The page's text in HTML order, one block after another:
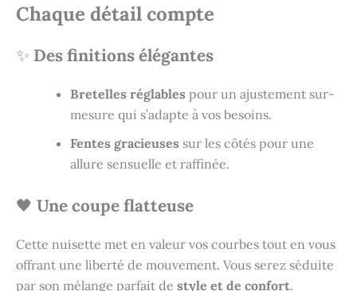
Chaque détail compte
✨ Des finitions élégantes
Bretelles réglables pour un ajustement sur-
mesure qui s’adapte à vos besoins.
Fentes gracieuses sur les côtés pour une
allure sensuelle et raffinée.
🖤 Une coupe flatteuse
Cette nuisette met en valeur vos courbes tout en vous
offrant une liberté de mouvement. Vous serez séduite
par son mélange parfait de style et de confort.